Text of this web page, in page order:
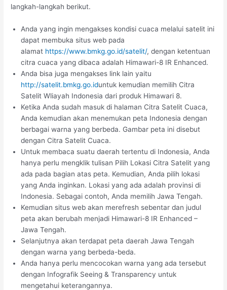
langkah-langkah berikut.
Anda yang ingin mengakses kondisi cuaca melalui satelit ini
dapat membuka situs web pada
alamat https://www.bmkg.go.id/satelit/, dengan ketentuan
citra cuaca yang dibaca adalah Himawari-8 IR Enhanced.
Anda bisa juga mengakses link lain yaitu
http://satelit.bmkg.go.iduntuk kemudian memilih Citra
Satelit Wliayah Indonesia dari produk Himawari 8.
Ketika Anda sudah masuk di halaman Citra Satelit Cuaca,
Anda kemudian akan menemukan peta Indonesia dengan
berbagai warna yang berbeda. Gambar peta ini disebut
dengan Citra Satelit Cuaca.
Untuk membaca suatu daerah tertentu di Indonesia, Anda
hanya perlu mengklik tulisan Pilih Lokasi Citra Satelit yang
ada pada bagian atas peta. Kemudian, Anda pilih lokasi
yang Anda inginkan. Lokasi yang ada adalah provinsi di
Indonesia. Sebagai contoh, Anda memilih Jawa Tengah.
Kemudian situs web akan merefresh sebentar dan judul
peta akan berubah menjadi Himawari-8 IR Enhanced –
Jawa Tengah.
Selanjutnya akan terdapat peta daerah Jawa Tengah
dengan warna yang berbeda-beda.
Anda hanya perlu mencocokan warna yang ada tersebut
dengan Infografik Seeing & Transparency untuk
mengetahui keterangannya.